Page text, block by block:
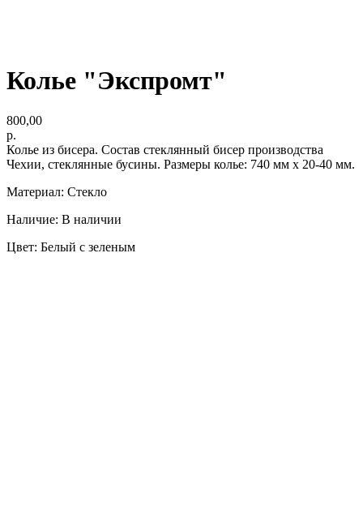
Колье "Экспромт"
800,00
р.
Колье из бисера. Состав стеклянный бисер производства
Чехии, стеклянные бусины. Размеры колье: 740 мм х 20-40 мм.
Материал: Стекло
Наличие: В наличии
Цвет: Белый с зеленым